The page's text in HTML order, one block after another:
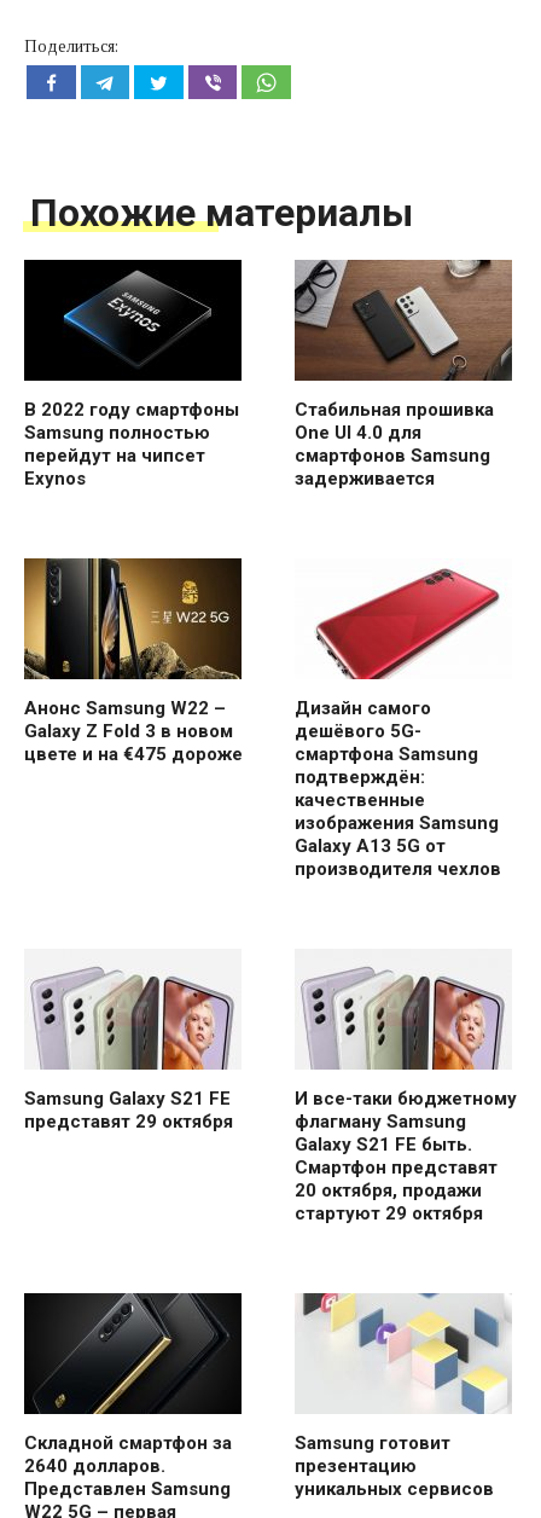
Поделиться:
Похожие материалы
В 2022 году смартфоны
Samsung полностью
перейдут на чипсет
Exynos
Стабильная прошивка
One UI 4.0 для
смартфонов Samsung
задерживается
Анонс Samsung W22 –
Galaxy Z Fold 3 в новом
цвете и на €475 дороже
Дизайн самого
дешёвого 5G-
смартфона Samsung
подтверждён:
качественные
изображения Samsung
Galaxy A13 5G от
производителя чехлов
Samsung Galaxy S21 FE
представят 29 октября
И все-таки бюджетному
флагману Samsung
Galaxy S21 FE быть.
Смартфон представят
20 октября, продажи
стартуют 29 октября
Складной смартфон за
2640 долларов.
Представлен Samsung
W22 5G – первая
Samsung готовит
презентацию
уникальных сервисов